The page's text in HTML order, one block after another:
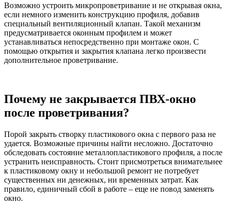
Возможно устроить микропроветривание и не открывая окна,
если немного изменить конструкцию профиля, добавив
специальный вентиляционный клапан. Такой механизм
предусматривается оконным профилем и может
устанавливаться непосредственно при монтаже окон. С
помощью открытия и закрытия клапана легко произвести
дополнительное проветривание.
Почему не закрывается ПВХ-окно
после проветривания?
Порой закрыть створку пластикового окна с первого раза не
удается. Возможные причины найти несложно. Достаточно
обследовать состояние металлопластикового профиля, а после
устранить неисправность. Стоит присмотреться внимательнее
к пластиковому окну и небольшой ремонт не потребует
существенных ни денежных, ни временных затрат. Как
правило, единичный сбой в работе – еще не повод заменять
окно.